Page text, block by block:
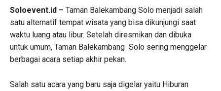
Soloevent.id – Taman Balekambang Solo menjadi salah
satu alternatif tempat wisata yang bisa dikunjungi saat
waktu luang atau libur. Setelah diresmikan dan dibuka
untuk umum, Taman Balekambang Solo sering menggelar
berbagai acara setiap akhir pekan.
Salah satu acara yang baru saja digelar yaitu Hiburan